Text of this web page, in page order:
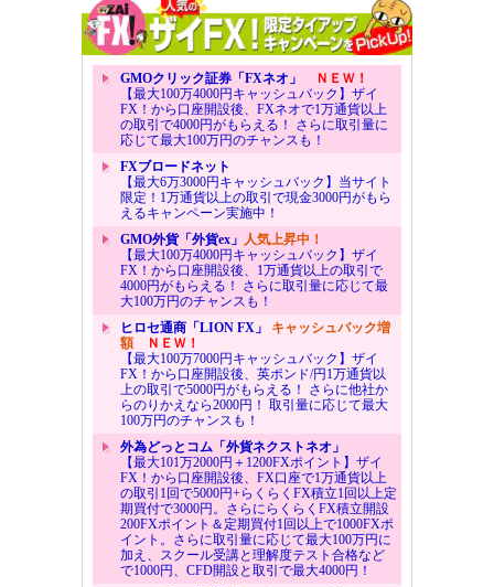
GMOクリック証券「FXネオ」
ＮＥＷ！
【最大100万4000円キャッシュバック】ザイ
FX！から口座開設後、FXネオで1万通貨以上
の取引で4000円がもらえる！ さらに取引量に
応じて最大100万円のチャンスも！
FXブロードネット
【最大6万3000円キャッシュバック】当サイト
限定！1万通貨以上の取引で現金3000円がもら
えるキャンペーン実施中！
GMO外貨「外貨ex」 人気上昇中！
【最大100万4000円キャッシュバック】ザイ
FX！から口座開設後、1万通貨以上の取引で
4000円がもらえる！ さらに取引量に応じて最
大100万円のチャンスも！
ヒロセ通商「LION FX」 キャッシュバック増
額ＮＥＷ！
【最大100万7000円キャッシュバック】ザイ
FX！から口座開設後、英ポンド/円1万通貨以
上の取引で5000円がもらえる！ さらに他社か
らのりかえなら2000円！ 取引量に応じて最大
100万円のチャンスも！
外為どっとコム「外貨ネクストネオ」
【最大101万2000円＋1200FXポイント】ザイ
FX！から口座開設後、FX口座で1万通貨以上
の取引1回で5000円+らくらくFX積立1回以上定
期買付で3000円。さらにらくらくFX積立開設
200FXポイント＆定期買付1回以上で1000FXポ
イント。さらに取引量に応じて最大100万円に
加え、スクール受講と理解度テスト合格など
で1000円、CFD開設と取引で最大4000円！